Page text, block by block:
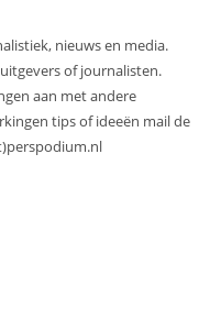
nieuws en media.
of journalisten.
aan met andere
tips of ideeën mail de